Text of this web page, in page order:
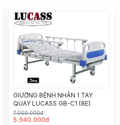
GIƯỜNG BỆNH NHÂN 1 TAY
QUAY LUCASS GB-C1 (8E)
7.000.000đ
5.940.000đ